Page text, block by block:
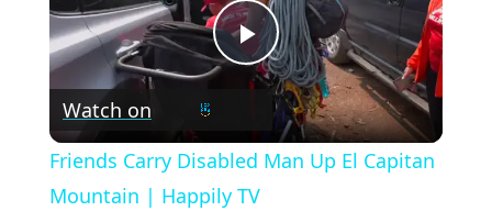
Play
Video
Watch on
Friends Carry Disabled Man Up El Capitan
Mountain | Happily TV